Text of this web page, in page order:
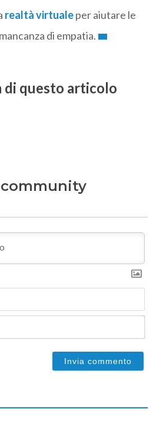
realtà virtualeper aiutare le
di empatia.
di questo articolo